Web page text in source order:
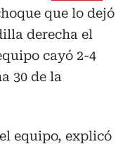
que lo dejó
derecha el
cayó 2-4
30 de la
equipo, explicó